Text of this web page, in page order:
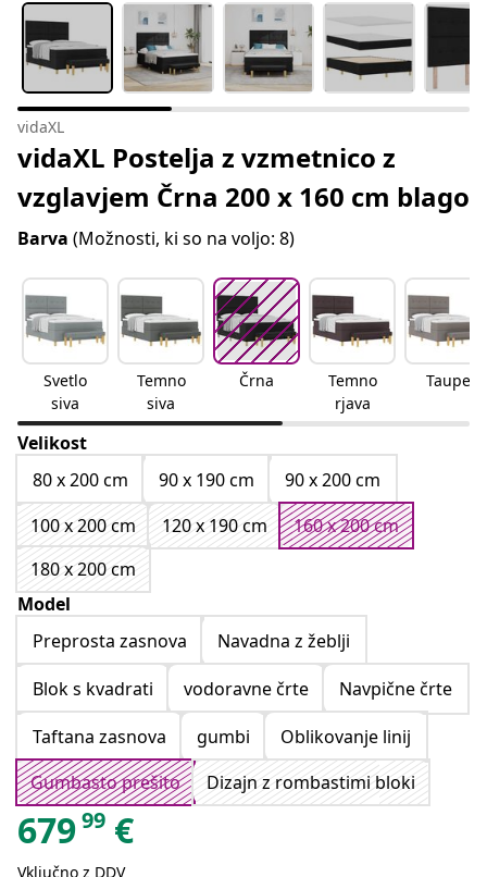
vidaXL
vidaXL Postelja z vzmetnico z
vzglavjem Črna 200 x 160 cm blago
Barva (Možnosti, ki so na voljo: 8)
Svetlo
siva
Temno
siva
Črna
Temno
rjava
Taupe
Velikost
80 x 200 cm
90 x 190 cm
90 x 200 cm
100 x 200 cm
120 x 190 cm
160 x 200 cm
180 x 200 cm
Model
Preprosta zasnova
Navadna z žeblji
Blok s kvadrati
vodoravne črte
Navpične črte
Taftana zasnova
gumbi
Oblikovanje linij
Gumbasto prešito
Dizajn z rombastimi bloki
67999 €
Vključno z DDV